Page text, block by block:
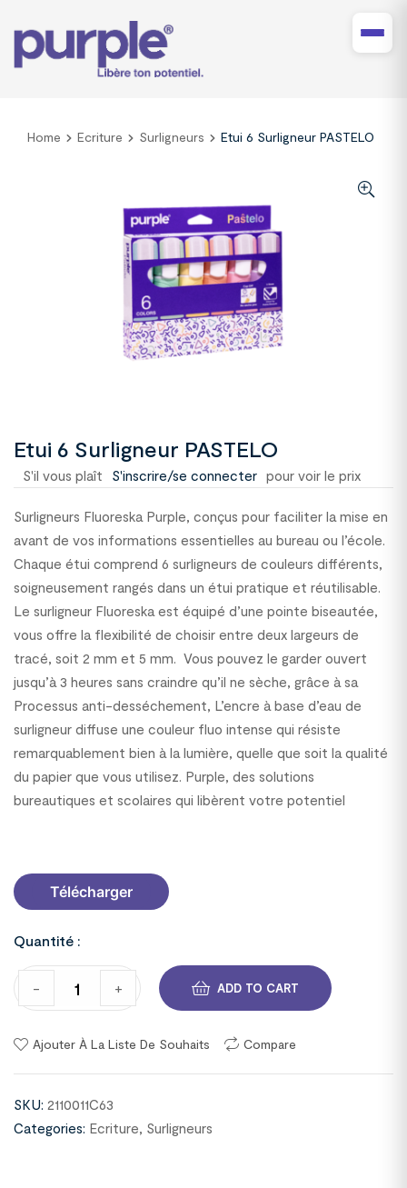
Home Ecriture Surligneurs Etui 6 Surligneur PASTELO
Etui 6 Surligneur PASTELO
S'il vous plaît S'inscrire/se connecter pour voir le prix
Surligneurs Fluoreska Purple, conçus pour faciliter la mise en
avant de vos informations essentielles au bureau ou l’école.
Chaque étui comprend 6 surligneurs de couleurs différents,
soigneusement rangés dans un étui pratique et réutilisable.
Le surligneur Fluoreska est équipé d’une pointe biseautée,
vous offre la flexibilité de choisir entre deux largeurs de
tracé, soit 2 mm et 5 mm. Vous pouvez le garder ouvert
jusqu’à 3 heures sans craindre qu’il ne sèche, grâce à sa
Processus anti-desséchement, L’encre à base d’eau de
surligneur diffuse une couleur fluo intense qui résiste
remarquablement bien à la lumière, quelle que soit la qualité
du papier que vous utilisez. Purple, des solutions
bureautiques et scolaires qui libèrent votre potentiel
Télécharger
Quantité :
- + ADD TO CART
Ajouter À La Liste De Souhaits Compare
SKU: 2110011C63
Categories: Ecriture, Surligneurs